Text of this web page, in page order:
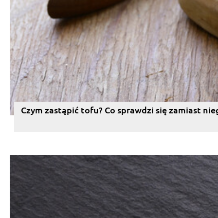
Czym zastąpić tofu? Co sprawdzi się zamiast